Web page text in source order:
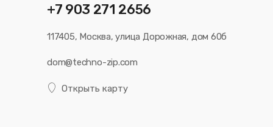
+7 903 271 2656
117405, Москва, улица Дорожная, дом 60б
dom@techno-zip.com
Открыть карту